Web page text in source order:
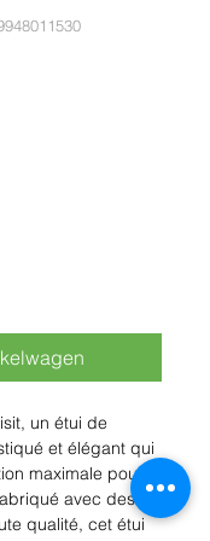
un étui de
et élégant qui
maximale pour
avec des
qualité, cet étui